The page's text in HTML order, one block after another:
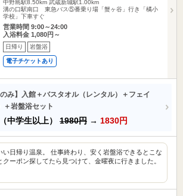
中野島駅8.50km 武蔵新城駅1.00km
溝の口駅南口 東急バス⑤番乗り場「蟹ヶ谷」行き「橘小
学校」下車すぐ
営業時間 9:00～24:00
入浴料金 1,080円～
日帰り 岩盤浴
電子チケットあり
のみ】入館＋バスタオル（レンタル）＋フェイ
＋岩盤浴セット
中学生以上） 1980円 → 1830円
い日帰り温泉。 仕事終わり、安く岩盤浴できるとこな
クーポン探してたら見つけて、金曜夜に行きました。